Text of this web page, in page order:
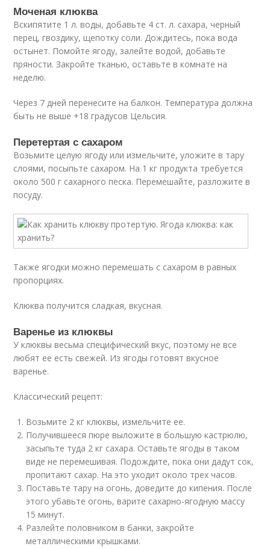
Моченая клюква
Вскипятите 1 л. воды, добавьте 4 ст. л. сахара, черный
перец, гвоздику, щепотку соли. Дождитесь, пока вода
остынет. Помойте ягоду, залейте водой, добавьте
пряности. Закройте тканью, оставьте в комнате на
неделю.
Через 7 дней перенесите на балкон. Температура должна
быть не выше +18 градусов Цельсия.
Перетертая с сахаром
Возьмите целую ягоду или измельчите, уложите в тару
слоями, посыпьте сахаром. На 1 кг продукта требуется
около 500 г сахарного песка. Перемешайте, разложите в
посуду.
Также ягодки можно перемешать с сахаром в равных
пропорциях.
Клюква получится сладкая, вкусная.
Варенье из клюквы
У клюквы весьма специфический вкус, поэтому не все
любят ее есть свежей. Из ягоды готовят вкусное
варенье.
Классический рецепт:
Возьмите 2 кг клюквы, измельчите ее.
Получившееся пюре выложите в большую кастрюлю,
засыпьте туда 2 кг сахара. Оставьте ягоды в таком
виде не перемешивая. Подождите, пока они дадут сок,
пропитают сахар. На это уходит около трех часов.
Поставьте тару на огонь, доведите до кипения. После
этого убавьте огонь, варите сахарно-ягодную массу
15 минут.
Разлейте половником в банки, закройте
металлическими крышками.